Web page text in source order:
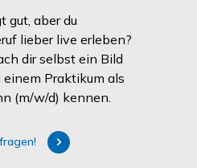
gut, aber du
lieber live erleben?
dir selbst ein Bild
einem Praktikum als
(m/w/d) kennen.